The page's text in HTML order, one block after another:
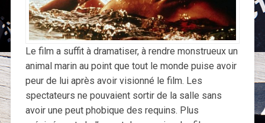
Le film a suffit à dramatiser, à rendre monstrueux un
animal marin au point que tout le monde puise avoir
peur de lui après avoir visionné le film. Les
spectateurs ne pouvaient sortir de la salle sans
avoir une peut phobique des requins. Plus